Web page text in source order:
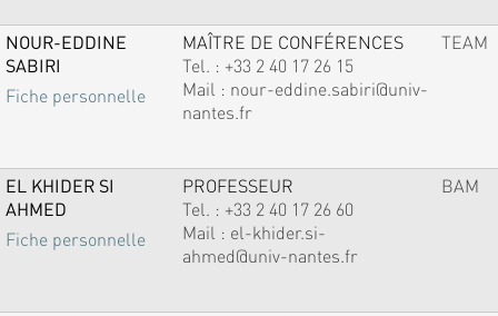
NOUR-EDDINE
SABIRI
Fiche personnelle
MAÎTRE DE CONFÉRENCES
Tel. : +33 2 40 17 26 15
Mail : nour-eddine.sabiri@univ-
nantes.fr
TEAM
EL KHIDER SI
AHMED
Fiche personnelle
PROFESSEUR
Tel. : +33 2 40 17 26 60
Mail : el-khider.si-
ahmed@univ-nantes.fr
BAM